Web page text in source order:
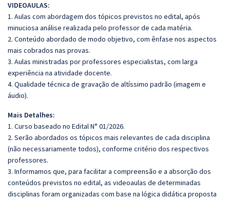
VIDEOAULAS:
1. Aulas com abordagem dos tópicos previstos no edital, após
minuciosa análise realizada pelo professor de cada matéria.
2. Conteúdo abordado de modo objetivo, com ênfase nos aspectos
mais cobrados nas provas.
3. Aulas ministradas por professores especialistas, com larga
experiência na atividade docente.
4. Qualidade técnica de gravação de altíssimo padrão (imagem e
áudio).
Mais Detalhes:
1. Curso baseado no Edital N° 01/2026.
2. Serão abordados os tópicos mais relevantes de cada disciplina
(não necessariamente todos), conforme critério dos respectivos
professores.
3. Informamos que, para facilitar a compreensão e a absorção dos
conteúdos previstos no edital, as videoaulas de determinadas
disciplinas foram organizadas com base na lógica didática proposta